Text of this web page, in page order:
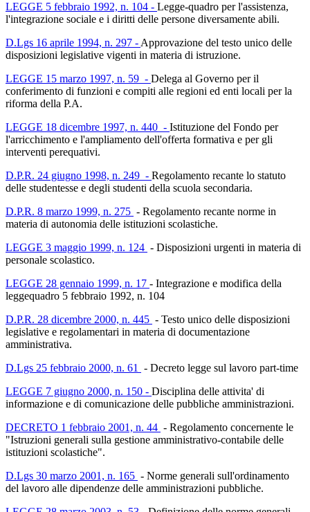
LEGGE 5 febbraio 1992, n. 104 - Legge-quadro per l'assistenza,
l'integrazione sociale e i diritti delle persone diversamente abili.
D.Lgs 16 aprile 1994, n. 297 - Approvazione del testo unico delle
disposizioni legislative vigenti in materia di istruzione.
LEGGE 15 marzo 1997, n. 59 - Delega al Governo per il
conferimento di funzioni e compiti alle regioni ed enti locali per la
riforma della P.A.
LEGGE 18 dicembre 1997, n. 440 - Istituzione del Fondo per
l'arricchimento e l'ampliamento dell'offerta formativa e per gli
interventi perequativi.
D.P.R. 24 giugno 1998, n. 249 - Regolamento recante lo statuto
delle studentesse e degli studenti della scuola secondaria.
D.P.R. 8 marzo 1999, n. 275 - Regolamento recante norme in
materia di autonomia delle istituzioni scolastiche.
LEGGE 3 maggio 1999, n. 124 - Disposizioni urgenti in materia di
personale scolastico.
LEGGE 28 gennaio 1999, n. 17 - Integrazione e modifica della
leggequadro 5 febbraio 1992, n. 104
D.P.R. 28 dicembre 2000, n. 445 - Testo unico delle disposizioni
legislative e regolamentari in materia di documentazione
amministrativa.
D.Lgs 25 febbraio 2000, n. 61
- Decreto legge sul lavoro part-time
LEGGE 7 giugno 2000, n. 150 - Disciplina delle attivita' di
informazione e di comunicazione delle pubbliche amministrazioni.
DECRETO 1 febbraio 2001, n. 44 - Regolamento concernente le
"Istruzioni generali sulla gestione amministrativo-contabile delle
istituzioni scolastiche".
D.Lgs 30 marzo 2001, n. 165 - Norme generali sull'ordinamento
del lavoro alle dipendenze delle amministrazioni pubbliche.